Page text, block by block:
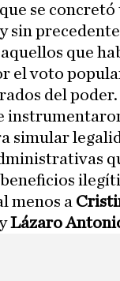
se
sin
que
el voto
del poder.
simular
menos a
Lázaro